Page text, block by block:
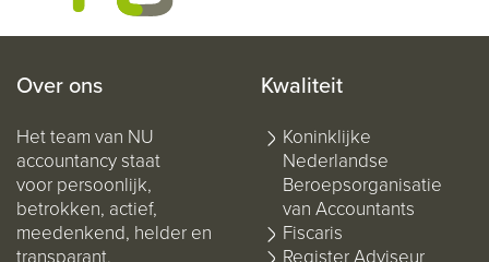
Over ons
Het team van NU
accountancy staat
voor persoonlijk,
betrokken, actief,
meedenkend, helder en
transparant.
Kwaliteit
Koninklijke
Nederlandse
Beroepsorganisatie
van Accountants
Fiscaris
Register Adviseur